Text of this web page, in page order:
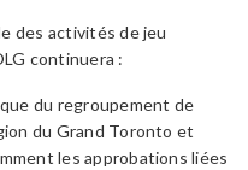
des activités de jeu
continuera :
du regroupement de
du Grand Toronto et
les approbations liées